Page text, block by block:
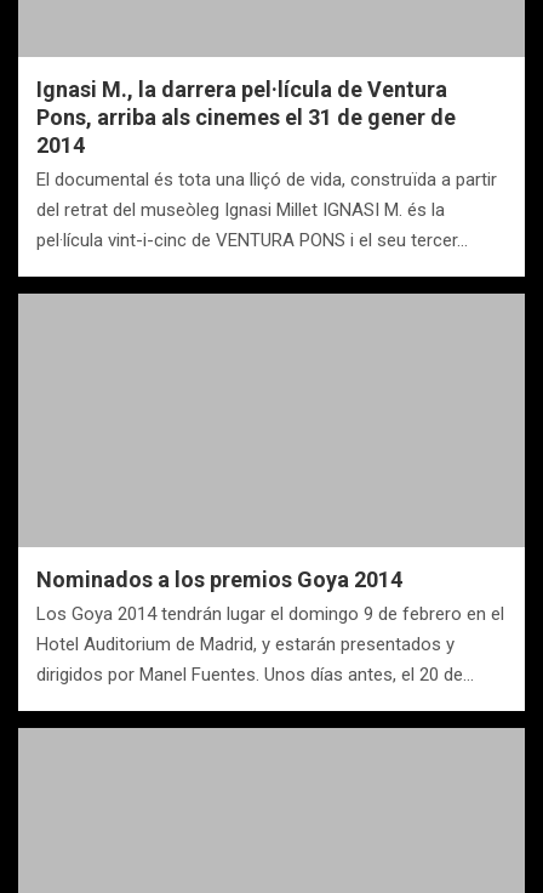
Ignasi M., la darrera pel·lícula de Ventura
Pons, arriba als cinemes el 31 de gener de
2014
El documental és tota una lliçó de vida, construïda a partir
del retrat del museòleg Ignasi Millet IGNASI M. és la
pel·lícula vint-i-cinc de VENTURA PONS i el seu tercer…
Nominados a los premios Goya 2014
Los Goya 2014 tendrán lugar el domingo 9 de febrero en el
Hotel Auditorium de Madrid, y estarán presentados y
dirigidos por Manel Fuentes. Unos días antes, el 20 de…